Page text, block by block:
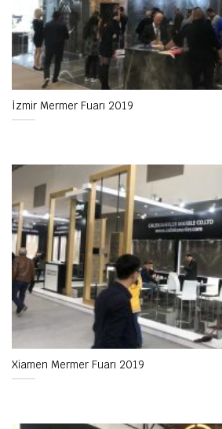
İzmir Mermer Fuarı 2019
Xiamen Mermer Fuarı 2019